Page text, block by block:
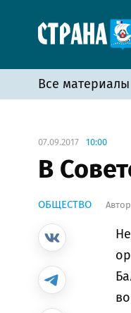
Все материалы
07.09.2017 10:00
В
ОБЩЕСТВО